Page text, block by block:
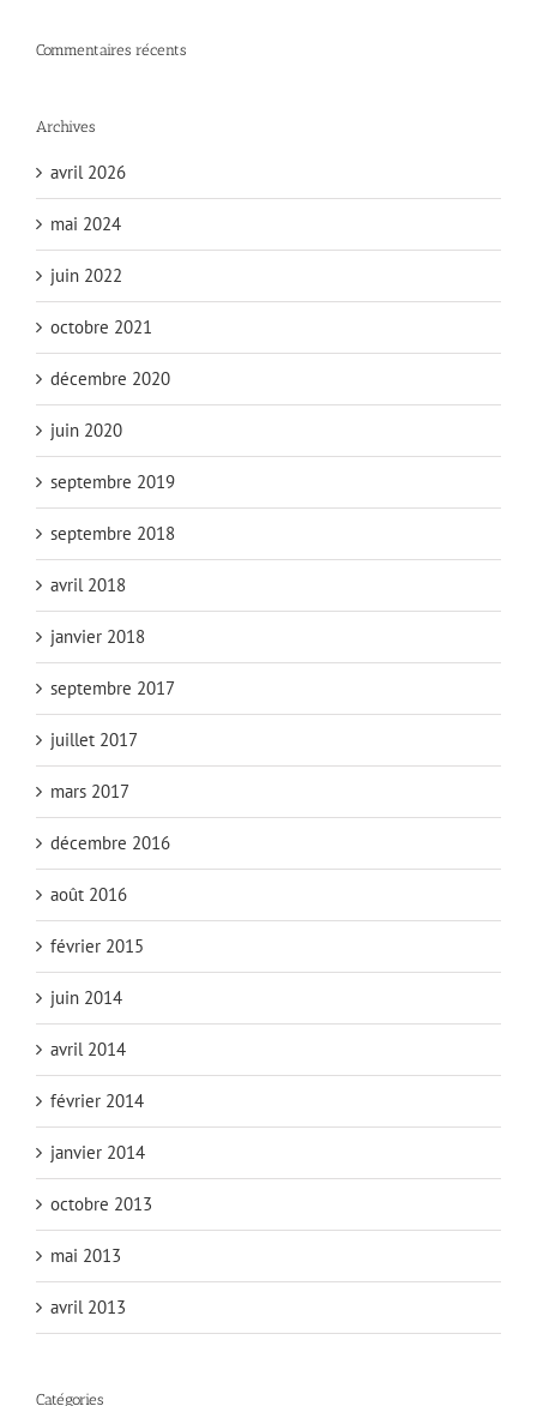
Commentaires récents
Archives
avril 2026
mai 2024
juin 2022
octobre 2021
décembre 2020
juin 2020
septembre 2019
septembre 2018
avril 2018
janvier 2018
septembre 2017
juillet 2017
mars 2017
décembre 2016
août 2016
février 2015
juin 2014
avril 2014
février 2014
janvier 2014
octobre 2013
mai 2013
avril 2013
Catégories